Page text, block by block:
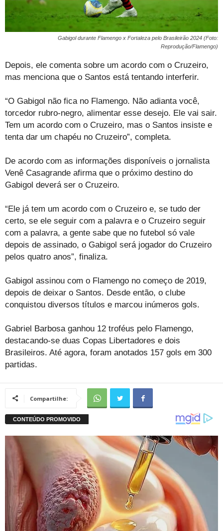
Gabigol durante Flamengo x Fortaleza pelo Brasileirão 2024 (Foto:
Reprodução/Flamengo)
Depois, ele comenta sobre um acordo com o Cruzeiro,
mas menciona que o Santos está tentando interferir.
“O Gabigol não fica no Flamengo. Não adianta você,
torcedor rubro-negro, alimentar esse desejo. Ele vai sair.
Tem um acordo com o Cruzeiro, mas o Santos insiste e
tenta dar um chapéu no Cruzeiro”, completa.
De acordo com as informações disponíveis o jornalista
Venê Casagrande afirma que o próximo destino do
Gabigol deverá ser o Cruzeiro.
“Ele já tem um acordo com o Cruzeiro e, se tudo der
certo, se ele seguir com a palavra e o Cruzeiro seguir
com a palavra, a gente sabe que no futebol só vale
depois de assinado, o Gabigol será jogador do Cruzeiro
pelos quatro anos”, finaliza.
Gabigol assinou com o Flamengo no começo de 2019,
depois de deixar o Santos. Desde então, o clube
conquistou diversos títulos e marcou inúmeros gols.
Gabriel Barbosa ganhou 12 troféus pelo Flamengo,
destacando-se duas Copas Libertadores e dois
Brasileiros. Até agora, foram anotados 157 gols em 300
partidas.
Compartilhe: